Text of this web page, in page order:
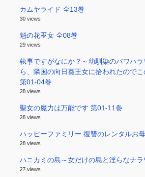
カムヤライド 全13巻
30 views
魁の花巫女 全08巻
29 views
執事ですがなにか？～幼馴染のパワハ
ら、隣国の向日葵王女に拾われたので
第01-04巻
28 views
聖女の魔力は万能です 第01-11巻
28 views
ハッピーファミリー 復讐のレンタルお
28 views
ハニカミの島～女だけの島と淫らなナ
27 views